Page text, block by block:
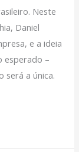
Neste
Daniel
e a ideia
esperado –
será a única.